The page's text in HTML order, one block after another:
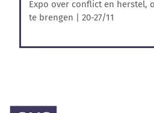
Expo over conflict en herstel,
te brengen | 20-27/11